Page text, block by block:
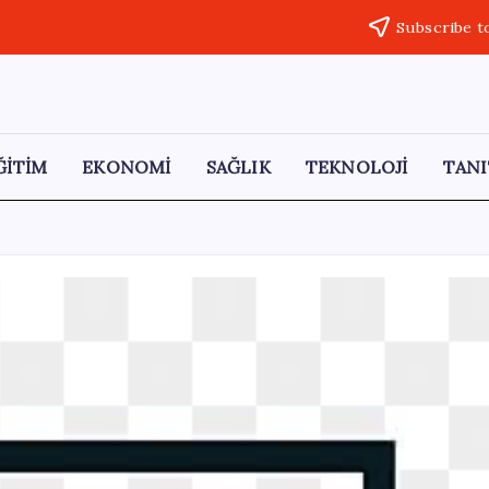
Subscribe
EKONOMİ SAĞLIK TEKNOLOJİ